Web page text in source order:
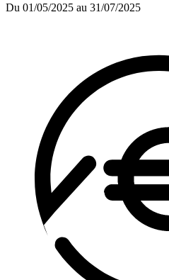
Du 01/05/2025 au 31/07/2025